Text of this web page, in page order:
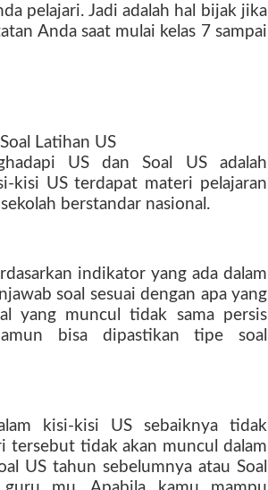
pelajari. Jadi adalah hal bijak jika
Anda saat mulai kelas 7 sampai
Latihan US
US dan Soal US adalah
kisi US terdapat materi pelajaran
berstandar nasional.
indikator yang ada dalam
soal sesuai dengan apa yang
yang muncul tidak sama persis
bisa dipastikan tipe soal
kisi-kisi US sebaiknya tidak
tersebut tidak akan muncul dalam
US tahun sebelumnya atau Soal